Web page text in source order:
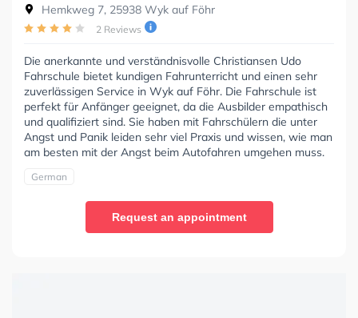
Hemkweg 7, 25938 Wyk auf Föhr
2 Reviews
Die anerkannte und verständnisvolle Christiansen Udo
Fahrschule bietet kundigen Fahrunterricht und einen sehr
zuverlässigen Service in Wyk auf Föhr. Die Fahrschule ist
perfekt für Anfänger geeignet, da die Ausbilder empathisch
und qualifiziert sind. Sie haben mit Fahrschülern die unter
Angst und Panik leiden sehr viel Praxis und wissen, wie man
am besten mit der Angst beim Autofahren umgehen muss.
German
Request an appointment